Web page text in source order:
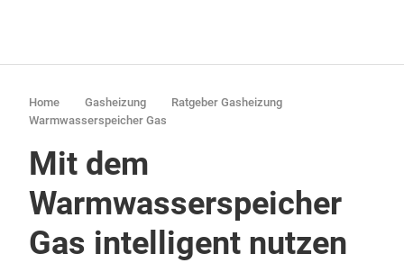
Home Gasheizung
Ratgeber Gasheizung
Warmwasserspeicher Gas
Mit dem
Warmwasserspeicher
Gas intelligent nutzen